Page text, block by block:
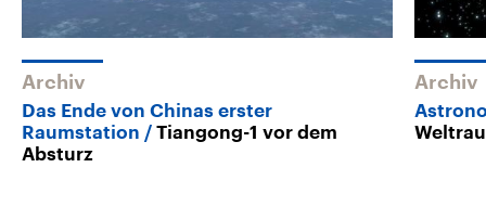
Archiv
Das Ende von Chinas erster
Raumstation
Tiangong-1 vor dem
Absturz
Archiv